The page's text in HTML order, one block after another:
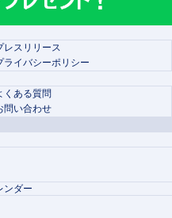
レスリリース
ライバシーポリシー
くある質問
問い合わせ
ンダー